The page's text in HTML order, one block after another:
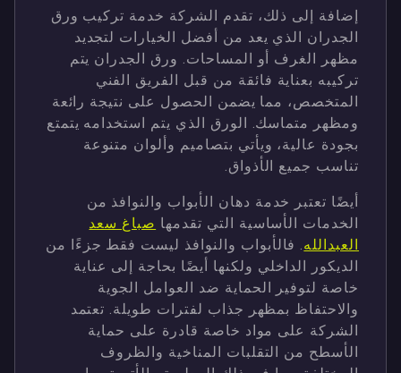
إضافة إلى ذلك، تقدم الشركة خدمة تركيب ورق
الجدران الذي يعد من أفضل الخيارات لتجديد
مظهر الغرف أو المساحات. ورق الجدران يتم
تركيبه بعناية فائقة من قبل الفريق الفني
المتخصص، مما يضمن الحصول على نتيجة رائعة
ومظهر متماسك. الورق الذي يتم استخدامه يتمتع
بجودة عالية، ويأتي بتصاميم وألوان متنوعة
تناسب جميع الأذواق.
أيضًا تعتبر خدمة دهان الأبواب والنوافذ من
الخدمات الأساسية التي تقدمهاصباغ سعد
العبدالله. فالأبواب والنوافذ ليست فقط جزءًا من
الديكور الداخلي ولكنها أيضًا بحاجة إلى عناية
خاصة لتوفير الحماية ضد العوامل الجوية
والاحتفاظ بمظهر جذاب لفترات طويلة. تعتمد
الشركة على مواد خاصة قادرة على حماية
الأسطح من التقلبات المناخية والظروف